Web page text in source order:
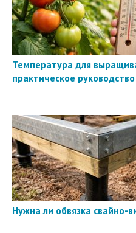
Температура для
практическое руководство
Нужна ли обвязка свайно-